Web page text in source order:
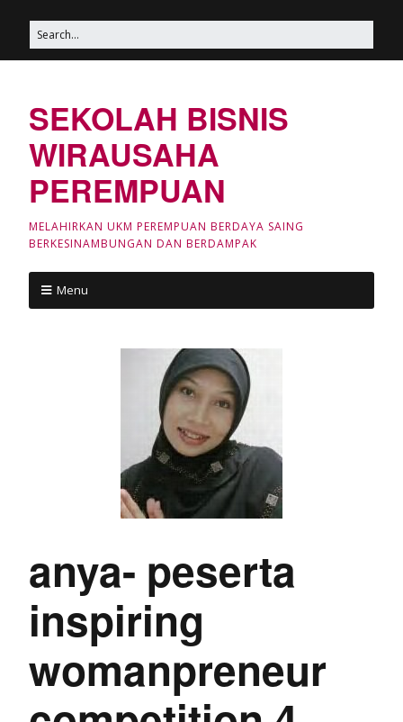
SEKOLAH BISNIS
WIRAUSAHA
PEREMPUAN
MELAHIRKAN UKM PEREMPUAN BERDAYA SAING
BERKESINAMBUNGAN DAN BERDAMPAK
Menu
anya- peserta
inspiring
womanpreneur